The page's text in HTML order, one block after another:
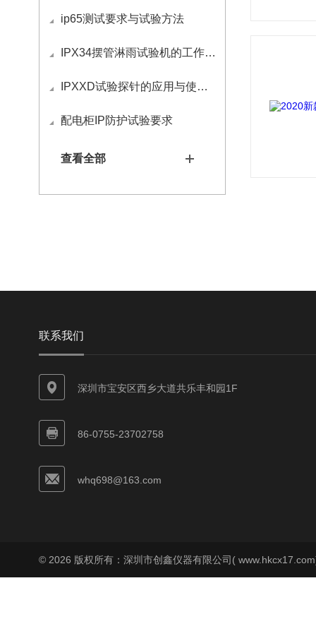
ip65测试要求与试验方法
IPX34摆管淋雨试验机的工作原理
IPXXD试验探针的应用与使用方法
配电柜IP防护试验要求
查看全部
联系我们
深圳市宝安区西乡大道共乐丰和园1F
86-0755-23702758
whq698@163.com
© 2026 版权所有：深圳市创鑫仪器有限公司(